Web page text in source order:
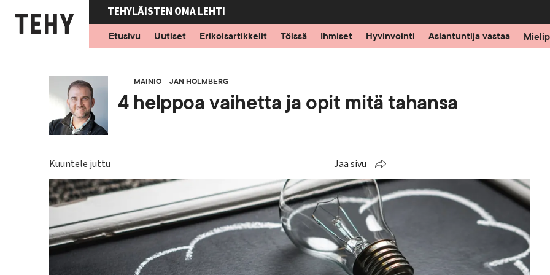
pääsisältöön
TEHYLÄISTEN OMA LEHTI
Etusivu
Uutiset Erikoisartikkelit Töissä Ihmiset Hyvinvointi Asiantuntija vastaa
KIRJOITTAJA
MAINIO – JAN HOLMBERG
4 helppoa vaihetta ja opit mitä tahansa
Kuuntele juttu Jaa sivu